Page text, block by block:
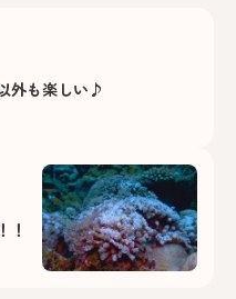
外も楽しい♪
！